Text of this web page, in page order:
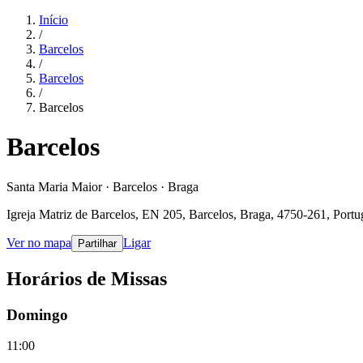
Início
/
Barcelos
/
Barcelos
/
Barcelos
Barcelos
Santa Maria Maior · Barcelos · Braga
Igreja Matriz de Barcelos, EN 205, Barcelos, Braga, 4750-261,
Ver no mapa Partilhar Ligar
Horários de Missas
Domingo
11:00